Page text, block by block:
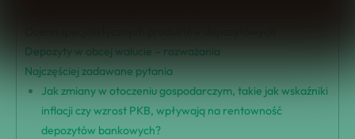
Depozyty w obcej walucie – rozważania
Najczęściej zadawane pytania
Jak zmiany w otoczeniu gospodarczym, takie jak wskaźniki
inflacji czy wzrost PKB, wpływają na rentowność
depozytów bankowych?